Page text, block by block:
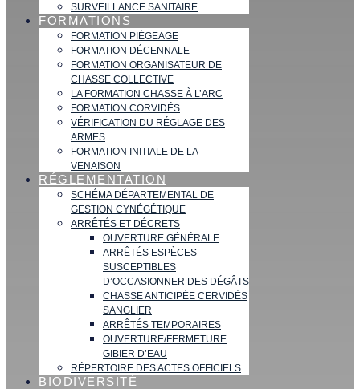
SURVEILLANCE SANITAIRE
FORMATIONS
FORMATION PIÉGEAGE
FORMATION DÉCENNALE
FORMATION ORGANISATEUR DE
CHASSE COLLECTIVE
LA FORMATION CHASSE À L’ARC
FORMATION CORVIDÉS
VÉRIFICATION DU RÉGLAGE DES
ARMES
FORMATION INITIALE DE LA
VENAISON
RÉGLEMENTATION
SCHÉMA DÉPARTEMENTAL DE
GESTION CYNÉGÉTIQUE
ARRÊTÉS ET DÉCRETS
OUVERTURE GÉNÉRALE
ARRÊTÉS ESPÈCES
SUSCEPTIBLES
D’OCCASIONNER DES DÉGÂTS
CHASSE ANTICIPÉE CERVIDÉS
SANGLIER
ARRÊTÉS TEMPORAIRES
OUVERTURE/FERMETURE
GIBIER D’EAU
RÉPERTOIRE DES ACTES OFFICIELS
BIODIVERSITÉ